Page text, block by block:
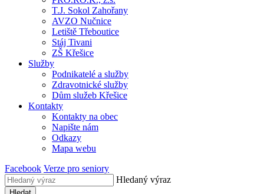
T.J. Sokol Zahořany
AVZO Nučnice
Letiště Třeboutice
Stáj Tivani
ZŠ Křešice
Služby
Podnikatelé a služby
Zdravotnické služby
Dům služeb Křešice
Kontakty
Kontakty na obec
Napište nám
Odkazy
Mapa webu
Facebook Verze pro seniory
Hledaný výraz